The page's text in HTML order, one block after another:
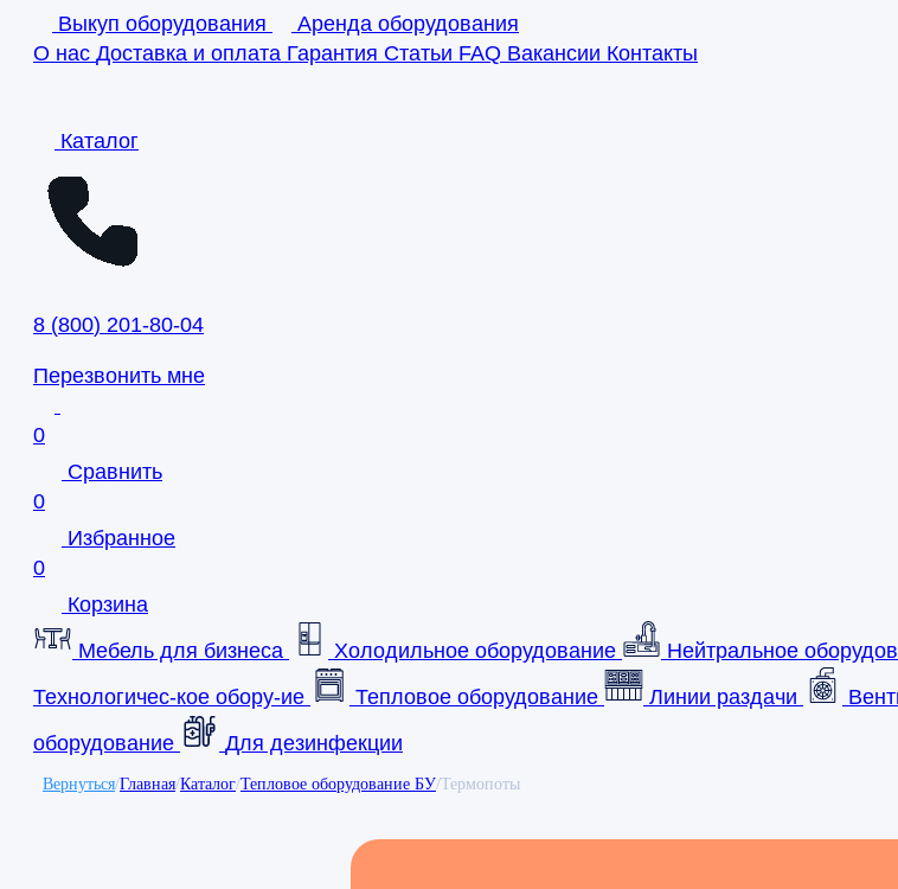
Выкуп оборудования
Аренда оборудования
О нас Доставка и оплата Гарантия Статьи FAQ Вакансии Контакты
Каталог
8 (800) 201-80-04
Перезвонить мне
0
Сравнить
0
Избранное
0
Корзина
Мебель для бизнеса
Холодильное оборудование Нейтральное
Технологичес-кое обору-ие
Тепловое оборудование Линии раздачи
оборудование
Для дезинфекции
Вернуться/Главная/Каталог/Тепловое оборудование БУ/Термопоты